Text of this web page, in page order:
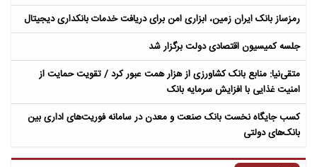
رمزساز بانک ایران زمین، ابزاری امن برای دریافت خدمات بانکداری دیجیتال
جلسه کمیسیون اقتصادی دولت برگزار شد
متقی‌نیا: منابع بانک کشاورزی از هزار همت عبور کرد / تقویت حمایت از
امنیت غذایی با افزایش سرمایه بانک
کسب جایگاه نخست بانک صنعت و معدن در سامانه فوریت‌های اداری بین
بانک‌های دولتی